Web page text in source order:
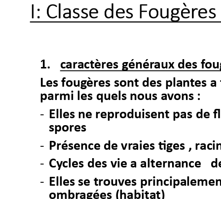
I: Classe des Fougères
1. caractères généraux des f
Les fougères sont des plantes a
parmi les quels nous avons :
- Elles ne reproduisent pas de
spores
- Présence de vraies tiges , r
- Cycles des vie a alternance
- Elles se trouves
ombragées (habitat)